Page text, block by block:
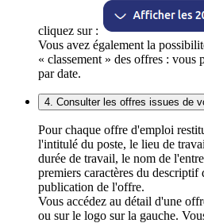
cliquez sur :
Vous avez également la
« classement » des offres : vous
par date.
4. Consulter les offres issues de
Pour chaque offre d'emploi
l'intitulé du poste, le lieu de
durée de travail, le nom de
premiers caractères du descriptif
publication de l'offre.
Vous accédez au détail d'une
ou sur le logo sur la gauche.